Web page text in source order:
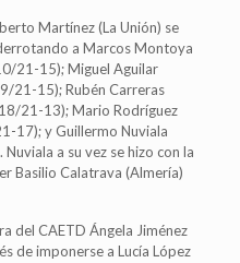
Martínez (La Unión) se
a Marcos Montoya
21-15); Miguel Aguilar
21-15); Rubén Carreras
21-13); Mario Rodríguez
17); y Guillermo Nuviala
a su vez se hizo con la
Basilio Calatrava (Almería)
del CAETD Ángela Jiménez
de imponerse a Lucía López